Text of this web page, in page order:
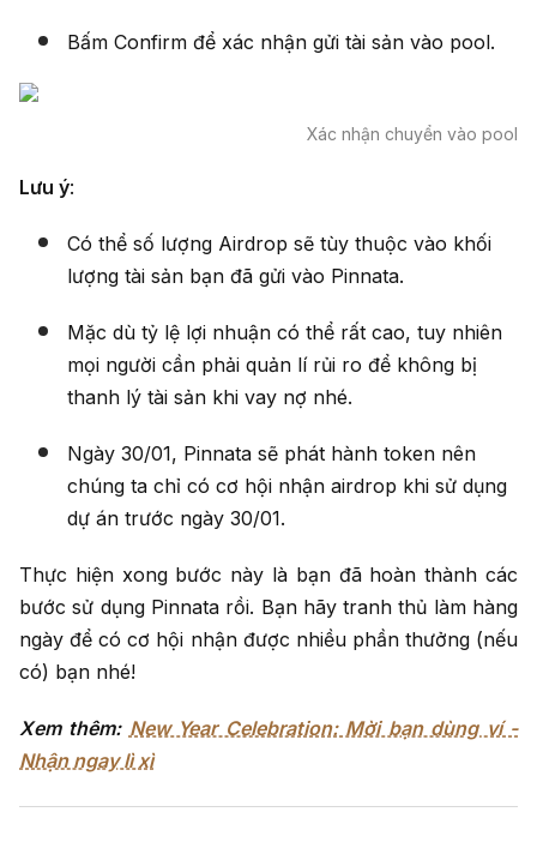
Bấm Confirm để xác nhận gửi tài sản vào pool.
Xác nhận chuyển vào pool
Lưu ý:
Có thể số lượng Airdrop sẽ tùy thuộc vào khối
lượng tài sản bạn đã gửi vào Pinnata.
Mặc dù tỷ lệ lợi nhuận có thể rất cao, tuy nhiên
mọi người cần phải quản lí rủi ro để không bị
thanh lý tài sản khi vay nợ nhé.
Ngày 30/01, Pinnata sẽ phát hành token nên
chúng ta chỉ có cơ hội nhận airdrop khi sử dụng
dự án trước ngày 30/01.
Thực hiện xong bước này là bạn đã hoàn thành các
bước sử dụng Pinnata rồi. Bạn hãy tranh thủ làm hàng
ngày để có cơ hội nhận được nhiều phần thưởng (nếu
có) bạn nhé!
Xem thêm: New Year Celebration: Mời bạn dùng ví -
Nhận ngay lì xì